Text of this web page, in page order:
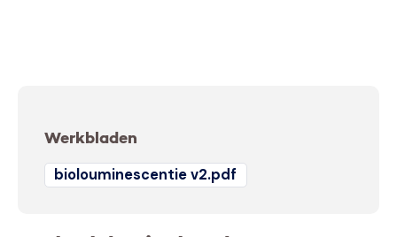
Werkbladen
biolouminescentie v2.pdf